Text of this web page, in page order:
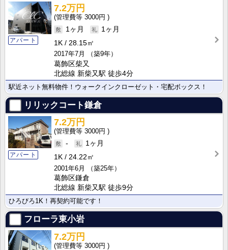
アパート
7.2万円
3000円
1ヶ月
1ヶ月
1K
28.15㎡
2017年7月
（築9年）
葛飾区柴又
北総線 新柴又駅 徒歩4分
駅近ネット無料物件！ウォークインクローゼット・宅配ボックス！
リリックコート鎌倉
アパート
7.2万円
3000円
-
1ヶ月
1K
24.22㎡
2001年6月
（築25年）
葛飾区鎌倉
北総線 新柴又駅 徒歩9分
ひろびろ1K！再契約可能です！
フローラ東小岩
7.2万円
3000円